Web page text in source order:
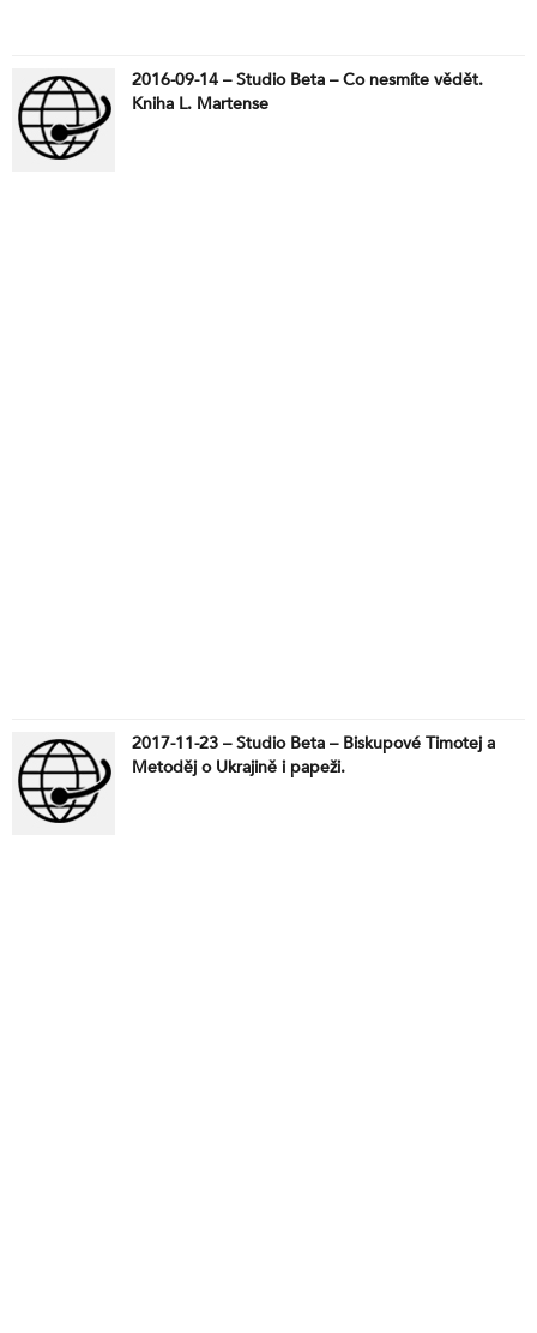
2016-09-14 – Studio Beta – Co nesmíte vědět.
Kniha L. Martense
2017-11-23 – Studio Beta – Biskupové Timotej a
Metoděj o Ukrajině i papeži.